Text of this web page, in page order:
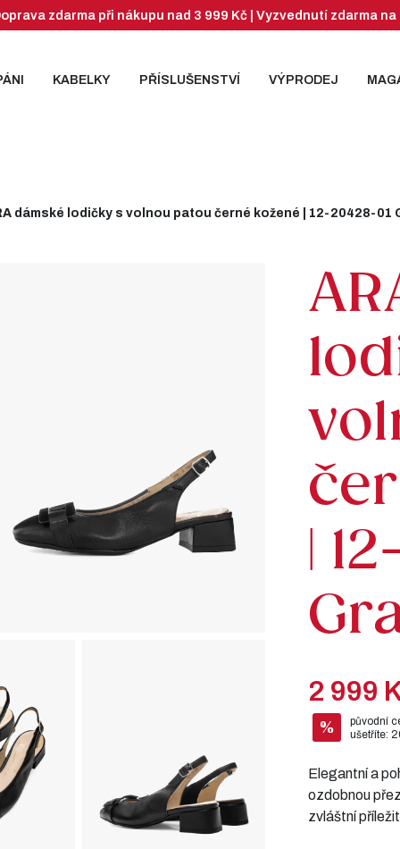
zdarma při nákupu nad 3 999 Kč | Vyzvednutí zdarma na
KABELKY PŘÍSLUŠENSTVÍ VÝPRODEJ
dámské lodičky s volnou patou černé kožené | 12-20428-01
|
2 999
%
původní
ušetříte:
Elegantní a
ozdobnou
zvláštní